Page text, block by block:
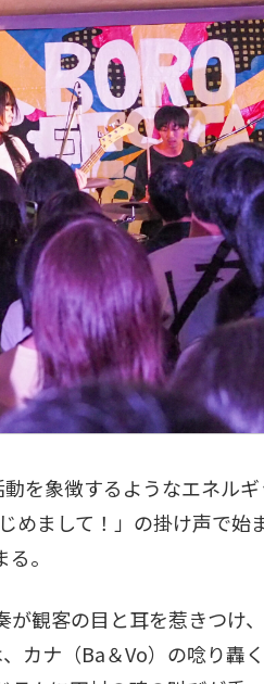
を象徴するようなエネル
めまして！」の掛け声で始
。
観客の目と耳を惹きつけ
カナ（Ba＆Vo）の唸り轟